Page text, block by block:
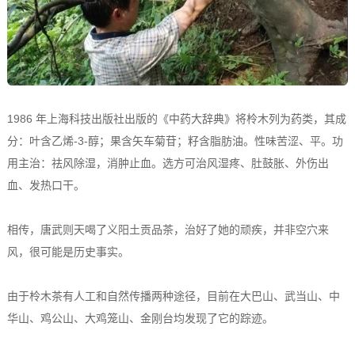
1986 年上海科技出版社出版的《中药大辞典》将柃木列为药类，其成
分：叶含乙烯-3-醇；果含矢车菊苷；籽含脂肪油。性味苦涩、平。功
用主治：祛风除湿，消肿止血。选方可治风湿疼、肚鼓胀、外伤出
血、发热口干。
相传，唐武则天喝了义阳土贡品茶，治好了她的顽疾，并非空穴来
风，很可能是历史事实。
由于柃木茶有人工和自然传播两种途径，目前在大巴山、武当山、中
华山、鸡公山、大鸡笼山、金刚台均发现了它的踪迹。